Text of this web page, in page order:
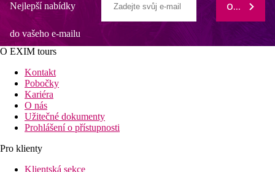
Nejlepší nabídky
do vašeho e-mailu
ODEBÍRAT
O EXIM tours
Kontakt
Pobočky
Kariéra
O nás
Užitečné dokumenty
Prohlášení o přístupnosti
Pro klienty
Klientská sekce